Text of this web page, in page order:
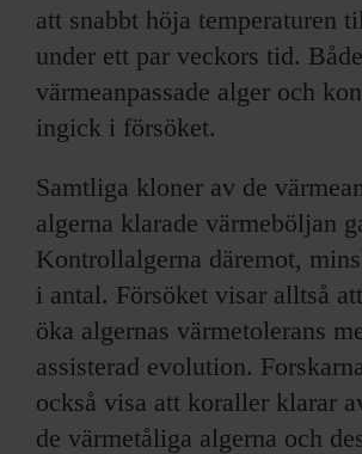
att snabbt höja temperaturen
under ett par veckors tid. Både
värmeanpassade alger och
ingick i försöket.
Samtliga kloner av de
algerna klarade värmeböljan
Kontrollalgerna däremot,
i antal. Försöket visar alltså
öka algernas värmetolerans
assisterad evolution.
också visa att koraller klarar
de värmetåliga algerna och